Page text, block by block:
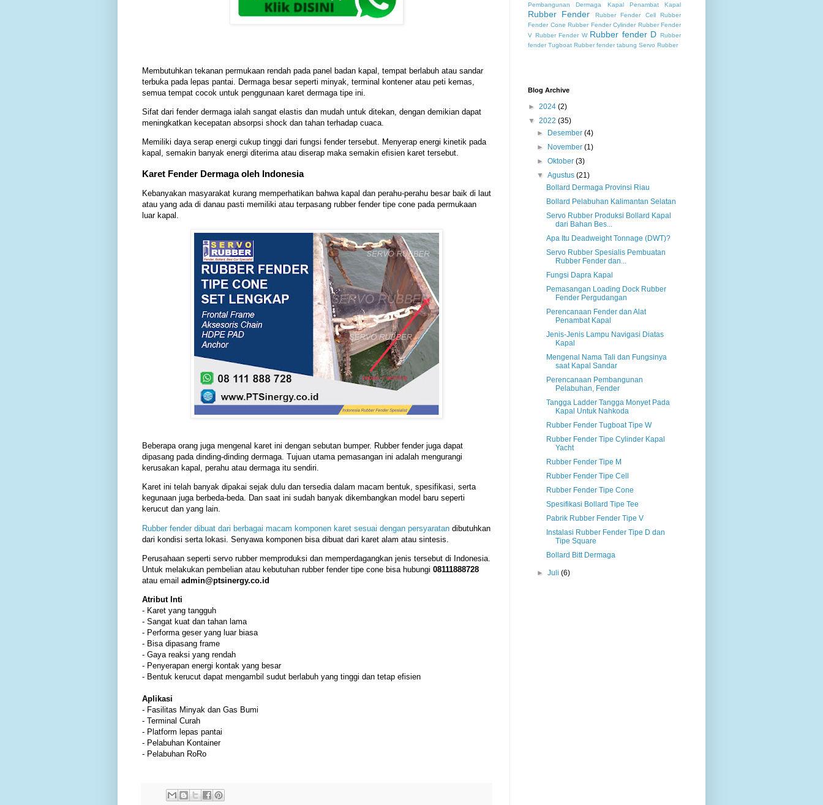
Membutuhkan tekanan permukaan rendah pada panel badan kapal, tempat berlabuh atau sandar
terbuka pada lepas pantai. Dermaga besar seperti minyak, terminal kontener atau peti kemas,
semua tempat cocok untuk penggunaan karet dermaga tipe ini.
Sifat dari fender dermaga ialah sangat elastis dan mudah untuk ditekan, dengan demikian dapat
meningkatkan kecepatan absorpsi shock dan tahan terhadap cuaca.
Memiliki daya serap energi cukup tinggi dari fungsi fender tersebut. Menyerap energi kinetik pada
kapal, semakin banyak energi diterima atau diserap maka semakin efisien karet tersebut.
Karet Fender Dermaga oleh Indonesia
Kebanyakan masyarakat kurang memperhatikan bahwa kapal dan perahu-perahu besar baik di laut
atau yang ada di danau pasti memiliki atau terpasang rubber fender tipe cone pada permukaan
luar kapal.
Beberapa orang juga mengenal karet ini dengan sebutan bumper. Rubber fender juga dapat
dipasang pada dinding-dinding dermaga. Tujuan utama pemasangan ini adalah mengurangi
kerusakan kapal, perahu atau dermaga itu sendiri.
Karet ini telah banyak dipakai sejak dulu dan tersedia dalam macam bentuk, spesifikasi, serta
kegunaan juga berbeda-beda. Dan saat ini sudah banyak dikembangkan model baru seperti
kerucut dan yang lain.
Rubber fender dibuat dari berbagai macam komponen karet sesuai dengan persyaratan dibutuhkan
dari kondisi serta lokasi. Senyawa komponen bisa dibuat dari karet alam atau sintesis.
Perusahaan seperti servo rubber memproduksi dan memperdagangkan jenis tersebut di Indonesia.
Untuk melakukan pembelian atau kebutuhan rubber fender tipe cone bisa hubungi 08111888728
atau email admin@ptsinergy.co.id
Atribut Inti
- Karet yang tangguh
- Sangat kuat dan tahan lama
- Performa geser yang luar biasa
- Bisa dipasang frame
- Gaya reaksi yang rendah
- Penyerapan energi kontak yang besar
- Bentuk kerucut dapat mengambil sudut berlabuh yang tinggi dan tetap efisien
Aplikasi
- Fasilitas Minyak dan Gas Bumi
- Terminal Curah
- Platform lepas pantai
- Pelabuhan Kontainer
- Pelabuhan RoRo
Pembangunan Dermaga Kapal
Penambat Kapal
Rubber Fender Rubber Fender Cell
Rubber
Fender Cone Rubber Fender Cylinder Rubber Fender
V Rubber Fender W Rubber fender D Rubber
fender Tugboat Rubber fender tabung Servo Rubber
Blog Archive
► 2024 (2)
▼ 2022 (35)
► Desember(4)
► November(1)
►Oktober(3)
▼Agustus(21)
Bollard Dermaga Provinsi Riau
Bollard Pelabuhan Kalimantan Selatan
Servo Rubber Produksi Bollard Kapal
dari Bahan Bes...
Apa Itu Deadweight Tonnage (DWT)?
Servo Rubber Spesialis Pembuatan
Rubber Fender dan...
Fungsi Dapra Kapal
Pemasangan Loading Dock Rubber
Fender Pergudangan
Perencanaan Fender dan Alat
Penambat Kapal
Jenis-Jenis Lampu Navigasi Diatas
Kapal
Mengenal Nama Tali dan Fungsinya
saat Kapal Sandar
Perencanaan Pembangunan
Pelabuhan, Fender
Tangga Ladder Tangga Monyet Pada
Kapal Untuk Nahkoda
Rubber Fender Tugboat Tipe W
Rubber Fender Tipe Cylinder Kapal
Yacht
Rubber Fender Tipe M
Rubber Fender Tipe Cell
Rubber Fender Tipe Cone
Spesifikasi Bollard Tipe Tee
Pabrik Rubber Fender Tipe V
Instalasi Rubber Fender Tipe D dan
Tipe Square
Bollard Bitt Dermaga
►Juli(6)